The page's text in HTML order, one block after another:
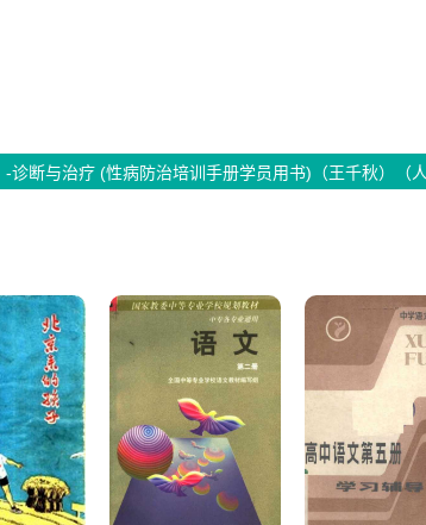
断与治疗 (性病防治培训手册学员用书)（王千秋）（